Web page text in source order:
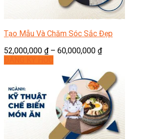
Tạo Mẫu Và Chăm Sóc Sắc Đẹp
52,000,000 ₫– 60,000,000 ₫